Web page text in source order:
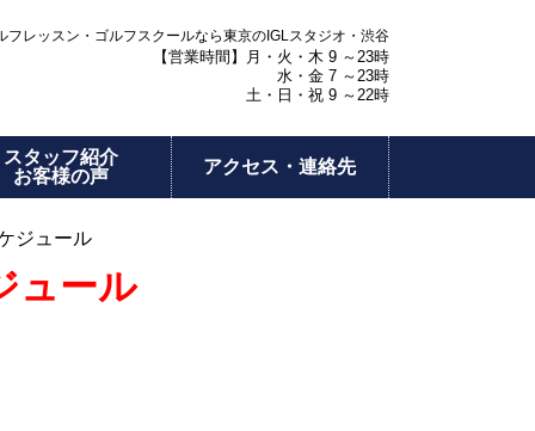
レッスン・ゴルフスクールなら東京のIGLスタジオ・渋谷
【営業時間】月・火・木 9 ～23時
水・金 7 ～23時
土・日・祝 9 ～22時
スタッフ紹介
お客様の声
アクセス・連絡先
ジュール
ュール